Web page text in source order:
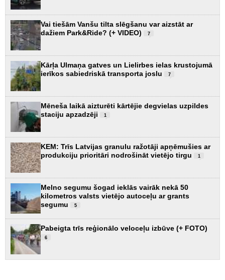
Vai tiešām Vanšu tilta slēgšanu var aizstāt ar
dažiem Park&Ride? (+ VIDEO)
7
Kārļa Ulmaņa gatves un Lielirbes ielas krustojumā
ierīkos sabiedriskā transporta joslu
7
Mēneša laikā aizturēti kārtējie degvielas uzpildes
staciju apzadzēji
1
KEM: Trīs Latvijas granulu ražotāji apņēmušies ar
produkciju prioritāri nodrošināt vietējo tirgu
1
Melno segumu šogad ieklās vairāk nekā 50
kilometros valsts vietējo autoceļu ar grants
segumu
5
Pabeigta trīs reģionālo veloceļu izbūve (+ FOTO)
6